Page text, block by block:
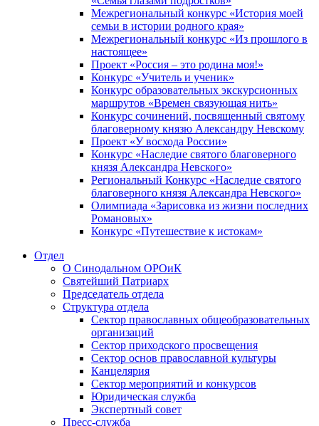
Межрегиональный конкурс «История моей
семьи в истории родного края»
Межрегиональный конкурс «Из прошлого в
настоящее»
Проект «Россия – это родина моя!»
Конкурс «Учитель и ученик»
Конкурс образовательных экскурсионных
маршрутов «Времен связующая нить»
Конкурс сочинений, посвященный святому
благоверному князю Александру Невскому
Проект «У восхода России»
Конкурс «Наследие святого благоверного
князя Александра Невского»
Региональный Конкурс «Наследие святого
благоверного князя Александра Невского»
Олимпиада «Зарисовка из жизни последних
Романовых»
Конкурс «Путешествие к истокам»
Отдел
О Синодальном ОРОиК
Святейший Патриарх
Председатель отдела
Структура отдела
Сектор православных общеобразовательных
организаций
Сектор приходского просвещения
Сектор основ православной культуры
Канцелярия
Сектор мероприятий и конкурсов
Юридическая служба
Экспертный совет
Пресс-служба